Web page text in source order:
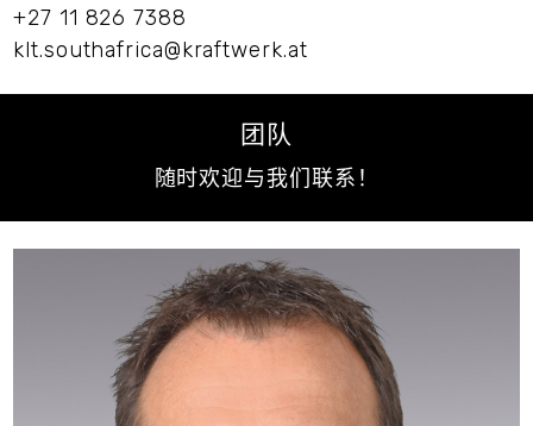
+27 11 826 7388
klt.southafrica@kraftwerk.at
团队
随时欢迎与我们联系！